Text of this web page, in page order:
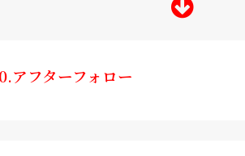
アフターフォロー